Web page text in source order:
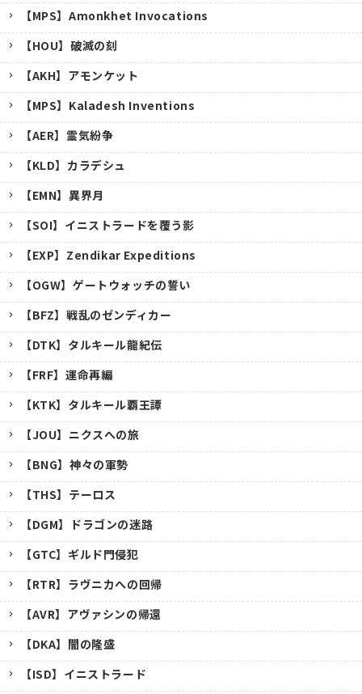
【MPS】Amonkhet Invocations
【HOU】破滅の刻
【AKH】アモンケット
【MPS】Kaladesh Inventions
【AER】霊気紛争
【KLD】カラデシュ
【EMN】異界月
【SOI】イニストラードを覆う影
【EXP】Zendikar Expeditions
【OGW】ゲートウォッチの誓い
【BFZ】戦乱のゼンディカー
【DTK】タルキール龍紀伝
【FRF】運命再編
【KTK】タルキール覇王譚
【JOU】ニクスへの旅
【BNG】神々の軍勢
【THS】テーロス
【DGM】ドラゴンの迷路
【GTC】ギルド門侵犯
【RTR】ラヴニカへの回帰
【AVR】アヴァシンの帰還
【DKA】闇の隆盛
【ISD】イニストラード